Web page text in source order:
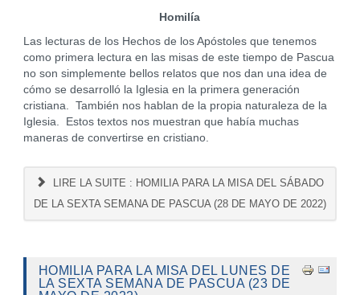
Homilía
Las lecturas de los Hechos de los Apóstoles que tenemos
como primera lectura en las misas de este tiempo de Pascua
no son simplemente bellos relatos que nos dan una idea de
cómo se desarrolló la Iglesia en la primera generación
cristiana. También nos hablan de la propia naturaleza de la
Iglesia. Estos textos nos muestran que había muchas
maneras de convertirse en cristiano.
LIRE LA SUITE : HOMILIA PARA LA MISA DEL SÁBADO
DE LA SEXTA SEMANA DE PASCUA (28 DE MAYO DE 2022)
HOMILIA PARA LA MISA DEL LUNES DE
LA SEXTA SEMANA DE PASCUA (23 DE